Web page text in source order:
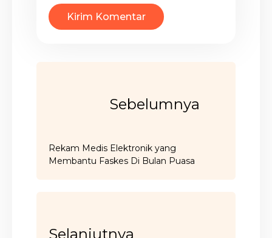
Sebelumnya
Rekam Medis Elektronik yang
Membantu Faskes Di Bulan Puasa
Selanjutnya